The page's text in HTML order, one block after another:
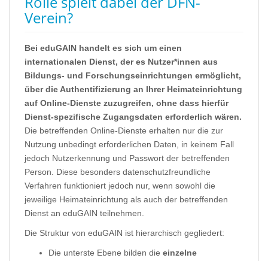
Verein?
Bei eduGAIN handelt es sich um einen
internationalen Dienst, der es Nutzer*innen aus
Bildungs- und Forschungseinrichtungen ermöglicht,
über die Authentifizierung an Ihrer Heimateinrichtung
auf Online-Dienste zuzugreifen, ohne dass hierfür
Dienst-spezifische Zugangsdaten erforderlich wären.
Die betreffenden Online-Dienste erhalten nur die zur
Nutzung unbedingt erforderlichen Daten, in keinem Fall
jedoch Nutzerkennung und Passwort der betreffenden
Person. Diese besonders datenschutzfreundliche
Verfahren funktioniert jedoch nur, wenn sowohl die
jeweilige Heimateinrichtung als auch der betreffenden
Dienst an eduGAIN teilnehmen.
Die Struktur von eduGAIN ist hierarchisch gegliedert:
Die unterste Ebene bilden die einzelne